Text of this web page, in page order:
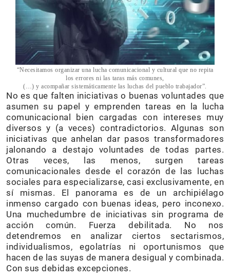
“Necesitamos organizar una lucha comunicacional y cultural que no repita
los errores ni las taras más comunes,
(…) y acompañar sistemáticamente las luchas del pueblo trabajador”.
No es que falten iniciativas o buenas voluntades que
asumen su papel y emprenden tareas en la lucha
comunicacional bien cargadas con intereses muy
diversos y (a veces) contradictorios. Algunas son
iniciativas que anhelan dar pasos transformadores
jalonando a destajo voluntades de todas partes.
Otras veces, las menos, surgen tareas
comunicacionales desde el corazón de las luchas
sociales para especializarse, casi exclusivamente, en
sí mismas. El panorama es de un archipiélago
inmenso cargado con buenas ideas, pero inconexo.
Una muchedumbre de iniciativas sin programa de
acción común. Fuerza debilitada. No nos
detendremos en analizar ciertos sectarismos,
individualismos, egolatrías ni oportunismos que
hacen de las suyas de manera desigual y combinada.
Con sus debidas excepciones.